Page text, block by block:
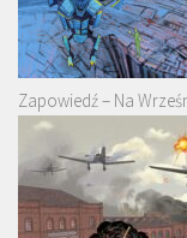
Zapowiedź – Na